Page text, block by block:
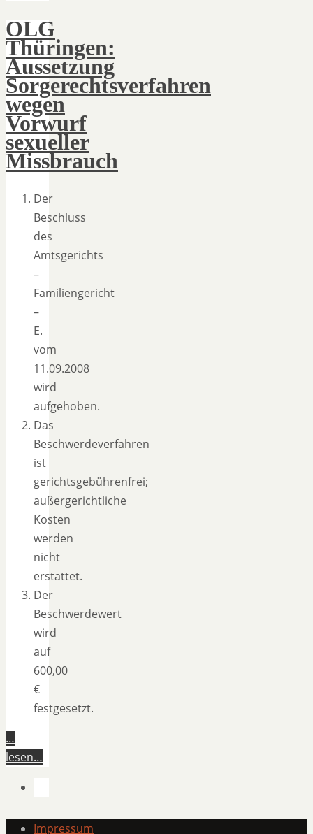
OLG
Thüringen:
Aussetzung
Sorgerechtsverfahren
wegen
Vorwurf
sexueller
Missbrauch
Der
Beschluss
des
Amtsgerichts
–
Familiengericht
–
E.
vom
11.09.2008
wird
aufgehoben.
Das
Beschwerdeverfahren
ist
gerichtsgebührenfrei;
außergerichtliche
Kosten
werden
nicht
erstattet.
Der
Beschwerdewert
wird
auf
600,00
€
festgesetzt.
…
lesen…
Impressum